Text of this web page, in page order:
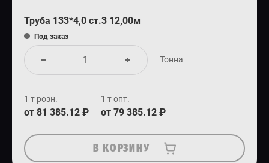
Труба 133*4,0 ст.3 12,00м
Под заказ
Тонна
1 т розн.
от 81 385.12 ₽
1 т опт.
от 79 385.12 ₽
В КОРЗИНУ